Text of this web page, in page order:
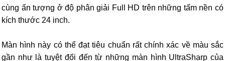
cùng ấn tượng ở độ phân giải Full HD trên những tấm nền có
kích thước 24 inch.
Màn hình này có thể đạt tiêu chuẩn rất chính xác về màu sắc
gần như là tuyệt đối đến từ những màn hình UltraSharp của